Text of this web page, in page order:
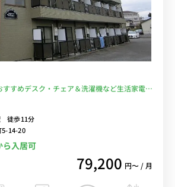
すめデスク・チェア＆洗濯機など生活家電の
徒歩11分
5-14-20
ら入居可
79,200 円〜 / 月